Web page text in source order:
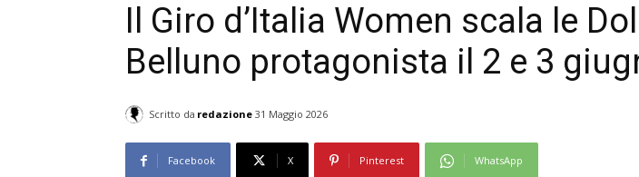
Il Giro d’Italia Women scala le
Belluno protagonista il 2 e 3
Scritto da redazione 31 Maggio 2026
Facebook X Pinterest WhatsApp